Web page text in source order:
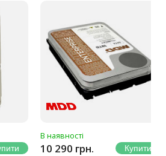
В наявності
10 290 грн.